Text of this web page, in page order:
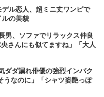
ル恋人、超ミニ丈ワンピで
の美貌
男、ソファでリラックス仲良
さんにも似てますね」「大人
ダダ漏れ俳優の強烈インパク
なのに」「シャツ姿艶っぽ